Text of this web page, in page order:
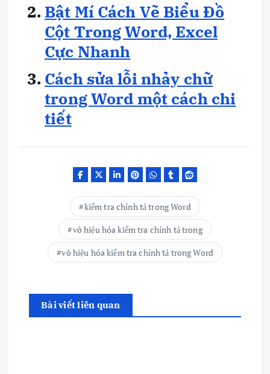
Bật Mí Cách Vẽ Biểu Đồ
Cột Trong Word, Excel
Cực Nhanh
Cách sửa lỗi nhảy chữ
trong Word một cách chi
tiết
kiểm tra chính tả trong Word
vô hiệu hóa kiểm tra chính tả trong
vô hiệu hóa kiểm tra chính tả trong Word
Bài viết liên quan